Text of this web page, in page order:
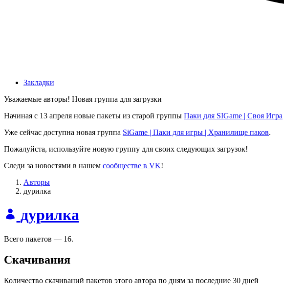
Закладки
Уважаемые авторы! Новая группа для загрузки
Начиная с 13 апреля новые пакеты из старой группы Паки для SIGame | Своя Игра
Уже сейчас доступна новая группа SiGame | Паки для игры | Хранилище паков.
Пожалуйста, используйте новую группу для своих следующих загрузок!
Следи за новостями в нашем сообществе в VK!
Авторы
дурилка
дурилка
Всего пакетов — 16.
Скачивания
Количество скачиваний пакетов этого автора по дням за последние 30 дней